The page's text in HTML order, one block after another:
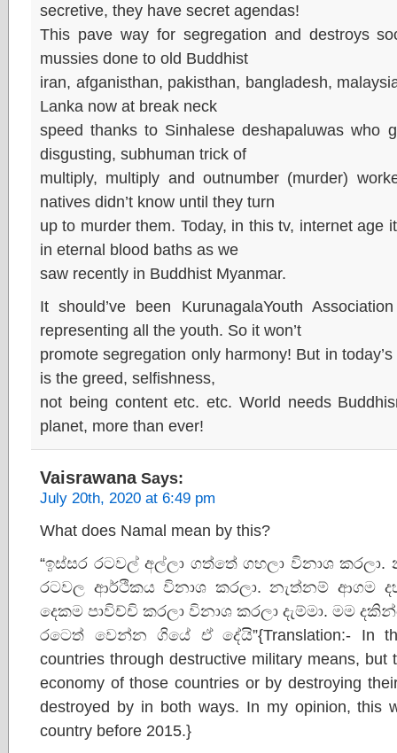
secretive, they have secret agendas!
This pave way for segregation and destroys
mussies done to old Buddhist
iran, afganisthan, pakisthan, bangladesh,
Lanka now at break neck
speed thanks to Sinhalese deshapaluwas who
disgusting, subhuman trick of
multiply, multiply and outnumber (murder)
natives didn’t know until they turn
up to murder them. Today, in this tv, internet age
in eternal blood baths as we
saw recently in Buddhist Myanmar.
It should’ve been KurunagalaYouth
representing all the youth. So it won’t
promote segregation only harmony! But in
is the greed, selfishness,
not being content etc. etc. World needs
planet, more than ever!
VaisrawanaSays:
July 20th, 2020 at 6:49 pm
What does Namal mean by this?
“ඉස්සර රටවල් අල්ලා ගත්තේ ගහලා විනාශ
රටවල ආර්ථිකය විනාශ කරලා. නැත්නම් ආගම
දෙකම පාවිච්චි කරලා විනාශ කරලා දැම්මා. මම
රටෙත් වෙන්න ගියේ ඒ දේයි”{Translation:- In
countries through destructive military means,
economy of those countries or by destroying
destroyed by in both ways. In my opinion, this
country before 2015.}